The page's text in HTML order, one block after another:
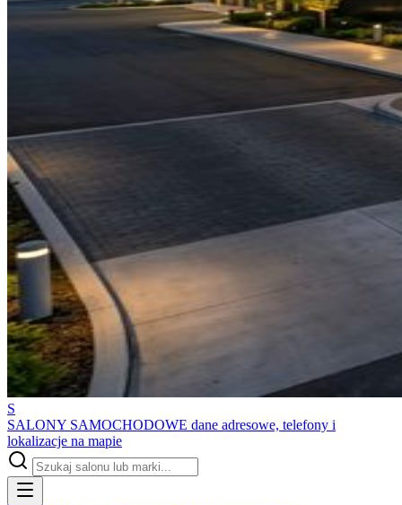
S
SALONY SAMOCHODOWE dane adresowe, telefony i
lokalizacje na mapie